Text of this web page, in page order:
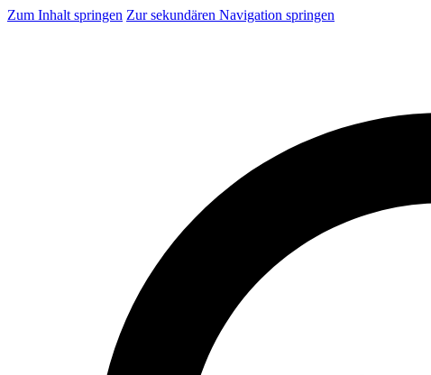
Zum Inhalt springen Zur sekundären Navigation springen